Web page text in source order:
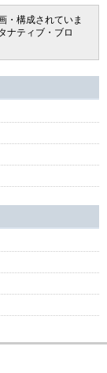
・構成されていま
ナティブ・ブロ